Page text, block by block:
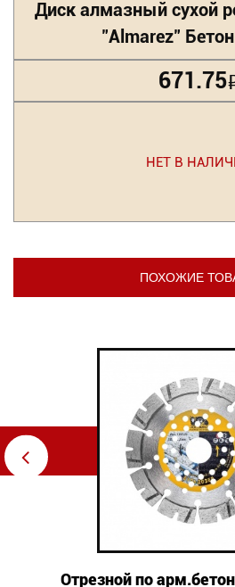
Диск алмазный сухой
"Almarez"
671.75
НЕТ В
ПОХОЖИЕ
⇦
Отрезной по